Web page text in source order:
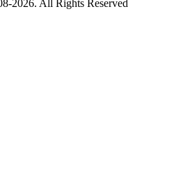
2026. All Rights Reserved